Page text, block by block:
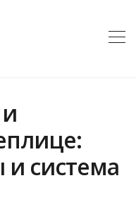
и система